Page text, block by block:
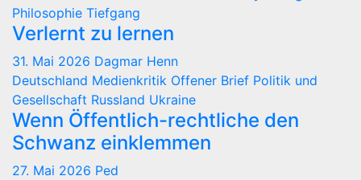
Philosophie Tiefgang
Verlernt zu lernen
31. Mai 2026 Dagmar Henn
Deutschland Medienkritik Offener Brief Politik und
Gesellschaft Russland Ukraine
Wenn Öffentlich-rechtliche den
Schwanz einklemmen
27. Mai 2026 Ped